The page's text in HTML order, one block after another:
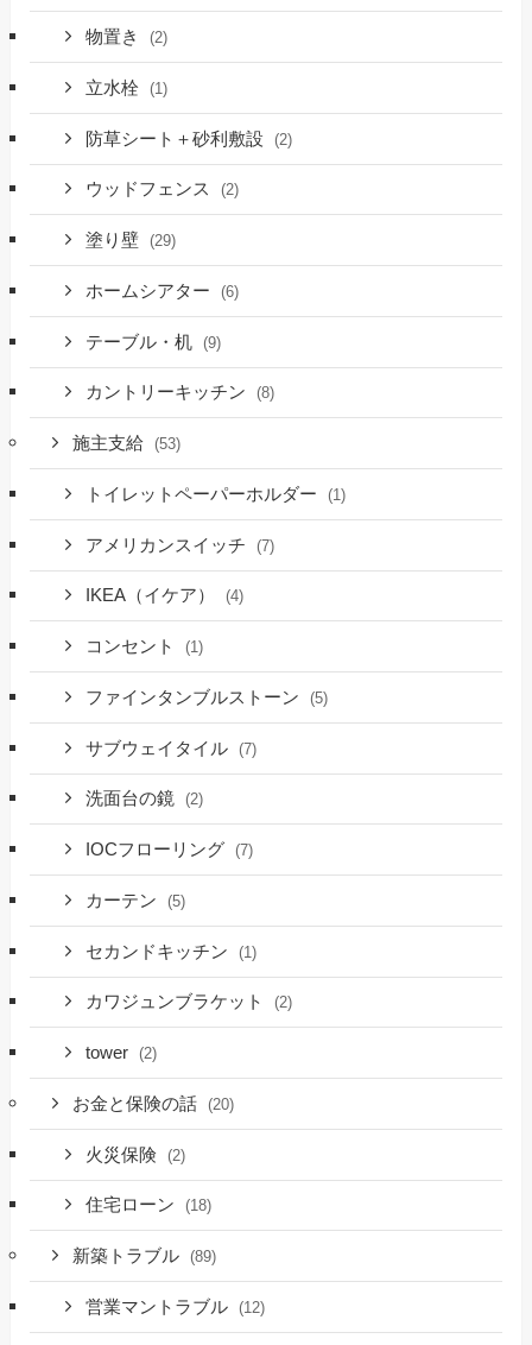
物置き (2)
立水栓 (1)
防草シート＋砂利敷設 (2)
ウッドフェンス (2)
塗り壁 (29)
ホームシアター (6)
テーブル・机 (9)
カントリーキッチン (8)
施主支給 (53)
トイレットペーパーホルダー (1)
アメリカンスイッチ (7)
IKEA（イケア） (4)
コンセント (1)
ファインタンブルストーン (5)
サブウェイタイル (7)
洗面台の鏡 (2)
IOCフローリング (7)
カーテン (5)
セカンドキッチン (1)
カワジュンブラケット (2)
tower (2)
お金と保険の話 (20)
火災保険 (2)
住宅ローン (18)
新築トラブル (89)
営業マントラブル (12)